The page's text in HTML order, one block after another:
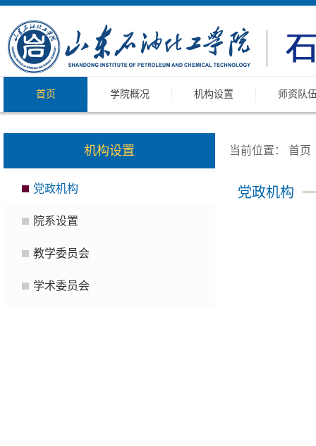
首页 学院概况 机构设置 师资队
机构设置
党政机构
院系设置
教学委员会
学术委员会
当前位置： 首页
党政机构